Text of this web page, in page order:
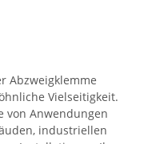
Abzweigklemme
Vielseitigkeit.
von Anwendungen
industriellen